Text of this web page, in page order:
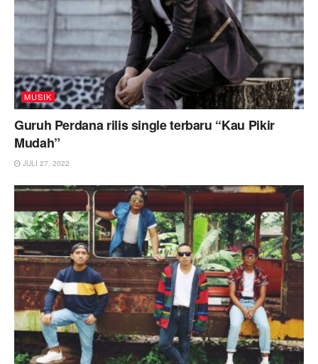
MUSIK
Guruh Perdana rilis single terbaru “Kau Pikir
Mudah”
JULI 27, 2022